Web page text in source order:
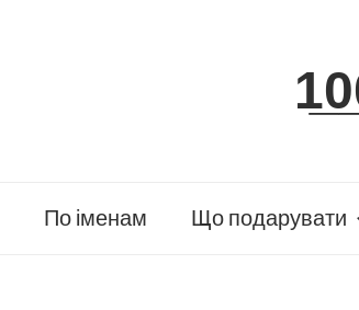
По іменам Що подарувати